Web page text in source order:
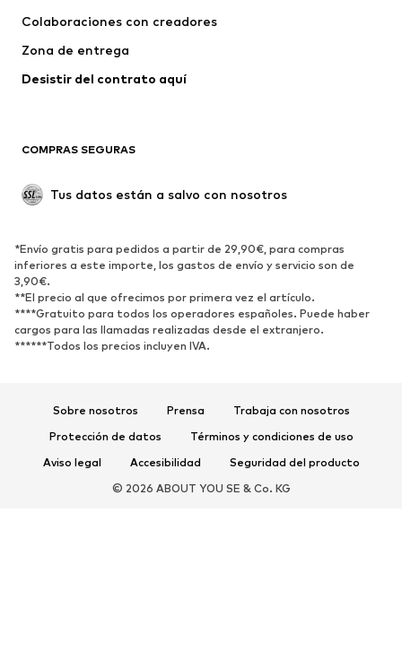
Ropa interior
Jerséis y cárdigans
Trajes y chaquetas
Ropa de baño
Nuevo
Tendencia
Zapatos bajos
Zapatos deportivos
Zapatos abiertos
DEPORTE
Ropa deportiva
Disciplinas deportivas
Complementos deportivos
COMPLEMENTOS
Colaboraciones con creadores
Zona de entrega
Desistir del contrato aquí
COMPRAS SEGURAS
Tus datos están a salvo con nosotros
*Envío gratis para pedidos a partir de 29,90€, para compras
inferiores a este importe, los gastos de envío y servicio son de
3,90€.
**El precio al que ofrecimos por primera vez el artículo.
****Gratuito para todos los operadores españoles. Puede haber
cargos para las llamadas realizadas desde el extranjero.
******Todos los precios incluyen IVA.
Sobre nosotros Prensa
Trabaja con nosotros
Protección de datos
Términos y condiciones de uso
Aviso legal
Accesibilidad
Seguridad del producto
© 2026 ABOUT YOU SE & Co. KG